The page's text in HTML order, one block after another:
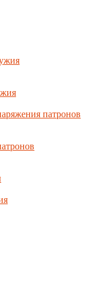
патронов